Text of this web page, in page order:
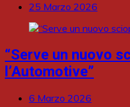
25 Marzo 2026
“Serve un nuovo
l’Automotive”
6 Marzo 2026